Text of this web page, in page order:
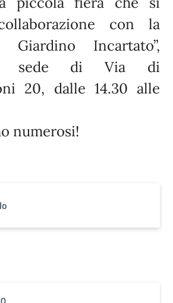
con la
Incartato”,
sede di Via di
20, dalle 14.30 alle
numerosi!